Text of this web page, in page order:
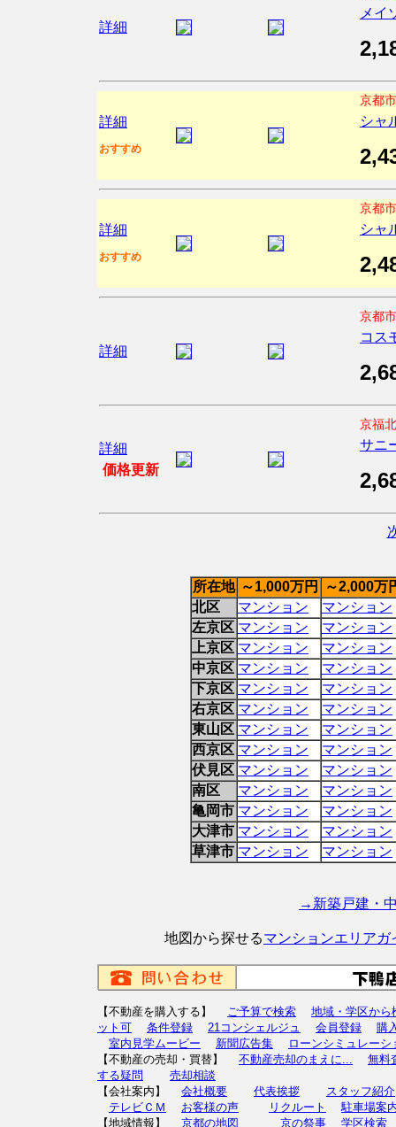
詳細
メイ
詳細
おすすめ
京都
シャ
詳細
おすすめ
京都
シャ
詳細
京都
コス
詳細
価格更新
京福
サニ
所在地 ～1,000万円
～2,000万
北区
マンション
マンション
左京区 マンション
マンション
上京区 マンション
マンション
中京区 マンション
マンション
下京区 マンション
マンション
右京区 マンション
マンション
東山区 マンション
マンション
西京区 マンション
マンション
伏見区 マンション
マンション
南区
マンション
マンション
亀岡市 マンション
マンション
大津市 マンション
マンション
草津市 マンション マンション
→新築戸建・
地図から探せるマンションエリアガ
【不動産を購入する】 ご予算で検索
地域・学区から
ット可
条件登録 21コンシェルジュ 会員登録
購
室内見学ムービー
新聞広告集
ローンシミュレーシ
【不動産の売却・買替】 不動産売却のまえに...
無料
する疑問
売却相談
【会社案内】 会社概要 代表挨拶
スタッフ紹介
テレビＣＭ
お客様の声 リクルート
駐車場案
【地域情報】 京都の地図 京の祭事 学区検索